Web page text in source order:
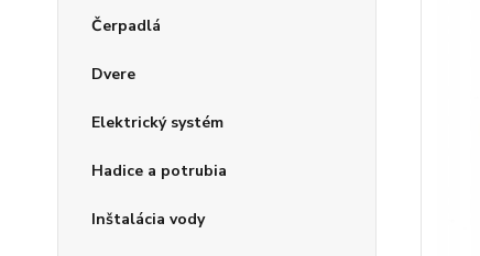
Čerpadlá
Dvere
Elektrický systém
Hadice a potrubia
Inštalácia vody